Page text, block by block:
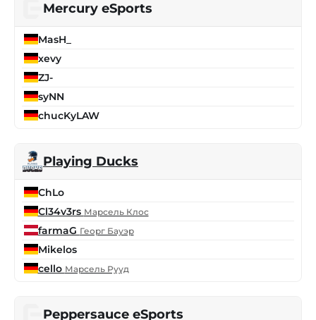
Mercury eSports
MasH_
xevy
ZJ-
syNN
chucKyLAW
Playing Ducks
ChLo
Cl34v3rs Марсель Клос
farmaG Георг Бауэр
Mikelos
cello Марсель Рууд
Peppersauce eSports